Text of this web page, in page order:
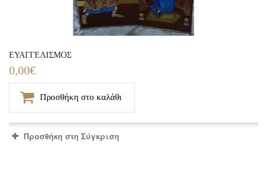
ΕΥΑΓΓΕΛΙΣΜΟΣ
0,00€
Προσθήκη στο καλάθι
Προσθήκη στη Σύγκριση